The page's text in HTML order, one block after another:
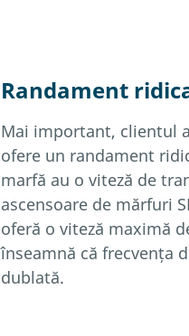
Randament
Mai important, clientul
ofere un randament
marfă au o viteză de
ascensoare de mărfuri
oferă o viteză maximă
înseamnă că frecvența
dublată.